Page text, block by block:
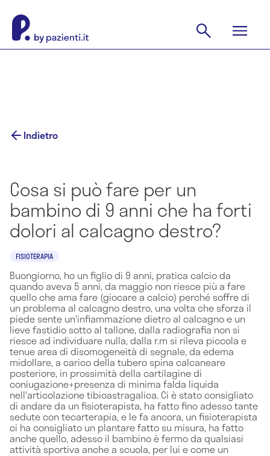
Indietro
Cosa si può fare per un
bambino di 9 anni che ha forti
dolori al calcagno destro?
FISIOTERAPIA
Buongiorno, ho un figlio di 9 anni, pratica calcio da
quando aveva 5 anni, da maggio non riesce più a fare
quello che ama fare (giocare a calcio) perché soffre di
un problema al calcagno destro, una volta che sforza il
piede sente un'infiammazione dietro al calcagno e un
lieve fastidio sotto al tallone, dalla radiografia non si
riesce ad individuare nulla, dalla r.m si rileva piccola e
tenue area di disomogeneità di segnale, da edema
midollare, a carico della tubero spina calcaneare
posteriore, in prossimità della cartilagine di
coniugazione+presenza di minima falda liquida
nell'articolazione tibioastragalica. Ci è stato consigliato
di andare da un fisioterapista, ha fatto fino adesso tante
sedute con tecarterapia, e le fa ancora, un fisioterapista
ci ha consigliato un plantare fatto su misura, ha fatto
anche quello, adesso il bambino è fermo da qualsiasi
attività sportiva anche a scuola, per lui e come un